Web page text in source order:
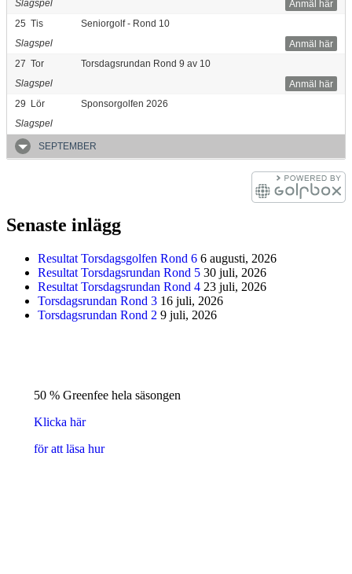
Anmäl här
Slagspel
25 Tis
Seniorgolf - Rond 10
Anmäl här
Slagspel
27 Tor
Torsdagsrundan Rond 9 av 10
Anmäl här
Slagspel
29 Lör
Sponsorgolfen 2026
Slagspel
SEPTEMBER
Senaste inlägg
Resultat Torsdagsgolfen Rond 6 6 augusti, 2026
Resultat Torsdagsrundan Rond 5 30 juli, 2026
Resultat Torsdagsrundan Rond 4 23 juli, 2026
Torsdagsrundan Rond 3 16 juli, 2026
Torsdagsrundan Rond 2 9 juli, 2026
50 % Greenfee hela säsongen
Klicka här
för att läsa hur